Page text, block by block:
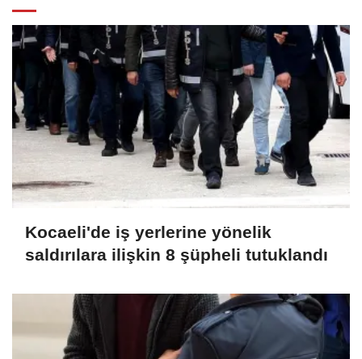
Kocaeli'de iş yerlerine yönelik
saldırılara ilişkin 8 şüpheli tutuklandı